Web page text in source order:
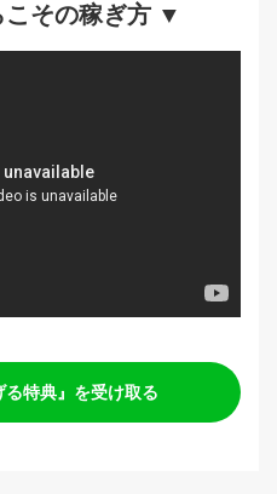
その稼ぎ方 ▼
特典』を受け取る